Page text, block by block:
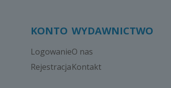
KONTO
Logowanie
Rejestracja
WYDAWNICTWO
O nas
Kontakt